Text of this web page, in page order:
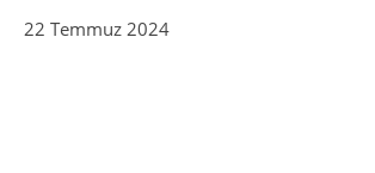
22 Temmuz 2024